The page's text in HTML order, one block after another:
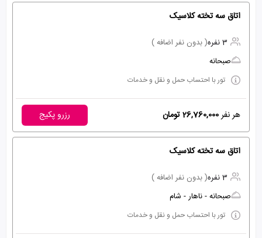
اتاق سه تخته کلاسیک
3 نفره
( بدون نفر اضافه )
صبحانه
تور با احتساب حمل و نقل و خدمات
هر نفر26,760,000 تومان رزرو پکیج
اتاق سه تخته کلاسیک
3 نفره
( بدون نفر اضافه )
صبحانه - ناهار - شام
تور با احتساب حمل و نقل و خدمات